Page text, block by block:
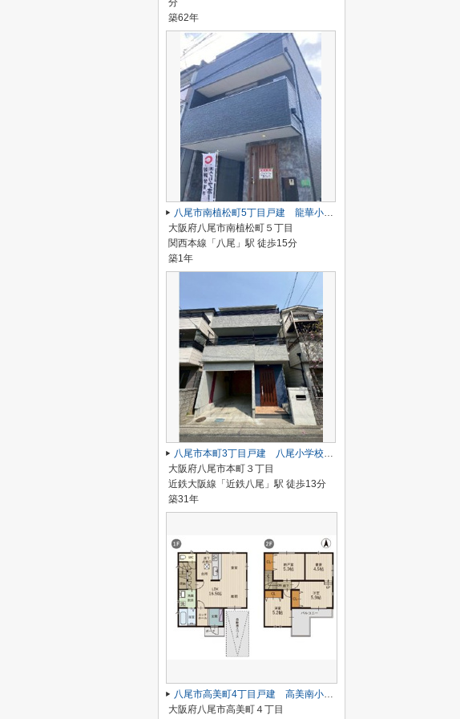
分
築62年
八尾市南植松町5丁目戸建 龍華小学校区 JR八尾駅
大阪府八尾市南植松町５丁目
関西本線「八尾」駅 徒歩15分
築1年
八尾市本町3丁目戸建 八尾小学校区 近鉄八尾駅
大阪府八尾市本町３丁目
近鉄大阪線「近鉄八尾」駅 徒歩13分
築31年
八尾市高美町4丁目戸建 高美南小学校区 ＪＲ八尾駅
大阪府八尾市高美町４丁目